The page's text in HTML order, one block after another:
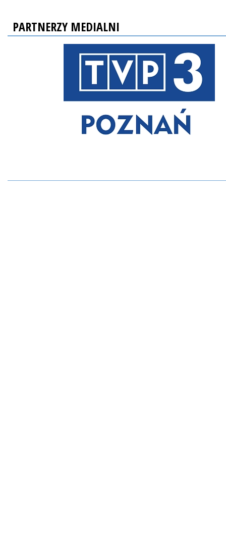
PARTNERZY MEDIALNI